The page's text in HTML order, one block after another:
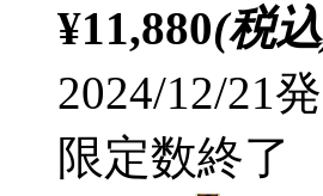
¥11,880(税
2024/12/21
限定数終了